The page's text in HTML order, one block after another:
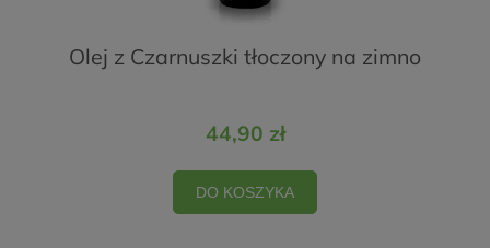
Olej z Czarnuszki tłoczony na zimno
44,90 zł
DO KOSZYKA